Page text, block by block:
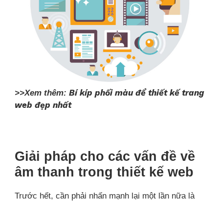
>>Xem thêm: Bí kíp phối màu để thiết kế trang
web đẹp nhất
Giải pháp cho các vấn đề về
âm thanh trong thiết kế web
Trước hết, cần phải nhấn mạnh lại một lần nữa là